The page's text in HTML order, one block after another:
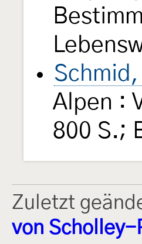
Alpen :
800 S.;
Zuletzt
von Scholley-